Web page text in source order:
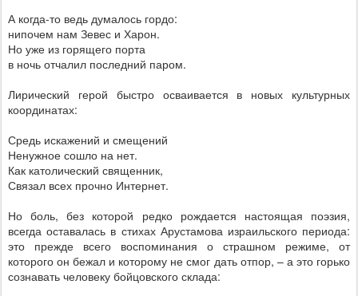
А когда-то ведь думалось гордо:
нипочем нам Зевес и Харон.
Но уже из горящего порта
в ночь отчалил последний паром.
Лирический герой быстро осваивается в новых культурных
координатах:
Средь искажений и смещений
Ненужное сошло на нет.
Как католический священник,
Связал всех прочно Интернет.
Но боль, без которой редко рождается настоящая поэзия,
всегда оставалась в стихах Арустамова израильского периода:
это прежде всего воспоминания о страшном режиме, от
которого он бежал и которому не смог дать отпор, – а это горько
сознавать человеку бойцовского склада: